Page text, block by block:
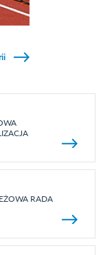
RADA